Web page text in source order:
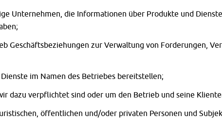
Unternehmen, die Informationen über Produkte und
Geschäftsbeziehungen zur Verwaltung von Forderungen,
im Namen des Betriebes bereitstellen;
dazu verpflichtet sind oder um den Betrieb und seine
öffentlichen und/oder privaten Personen und